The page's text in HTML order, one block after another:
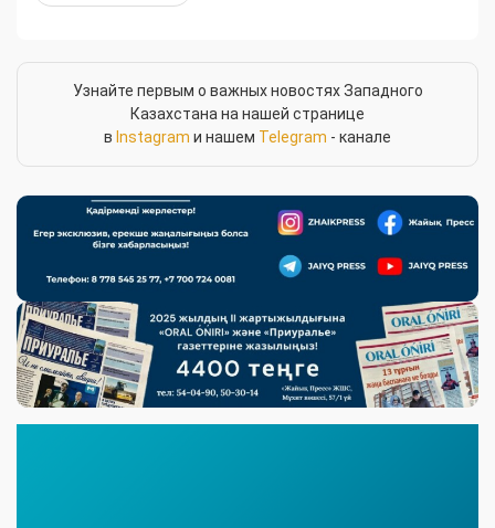
Узнайте первым о важных новостях Западного
Казахстана на нашей странице
в Instagram и нашем Telegram - канале